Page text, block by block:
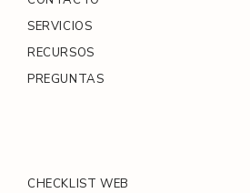
SERVICIOS
RECURSOS
PREGUNTAS
CHECKLIST WEB